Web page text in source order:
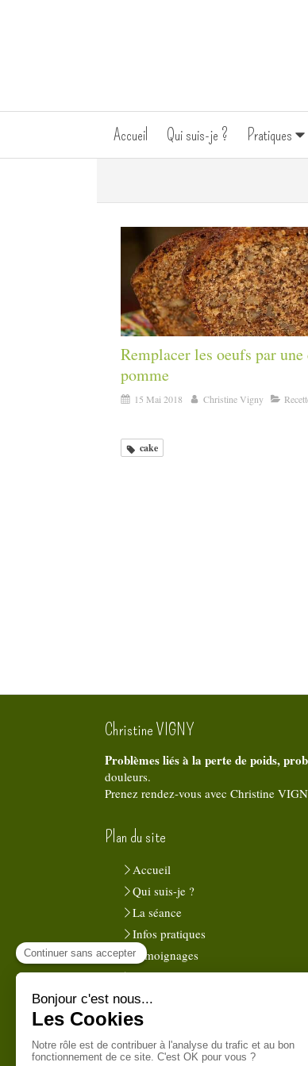
Accueil Qui suis-je ? Pratiques
Remplacer les oeufs par
pomme
15 Mai 2018 Christine Vigny
cake
Christine VIGNY
Problèmes liés à la perte de poids,
douleurs.
Prenez rendez-vous avec Christine
Plan du site
Accueil
Qui suis-je ?
La séance
Infos pratiques
Témoignages
Contact